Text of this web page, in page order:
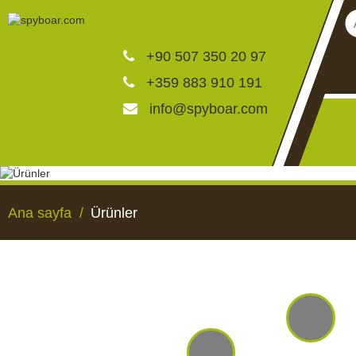
+90 507 350 20 97
+359 883 910 191
info@spyboar.com
CANLI
KAMERALARI
Av kameraları
Canlı görüntülü izleme
Ana sayfa Ürünler